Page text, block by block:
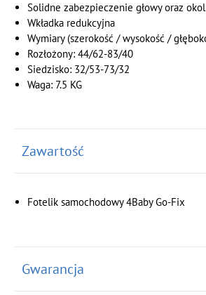
Solidne zabezpieczenie głowy oraz
Wkładka redukcyjna
Wymiary (szerokość / wysokość /
Rozłożony: 44/62-83/40
Siedzisko: 32/53-73/32
Waga: 7.5 KG
Zawartość
Fotelik samochodowy 4Baby Go-Fix
Gwarancja